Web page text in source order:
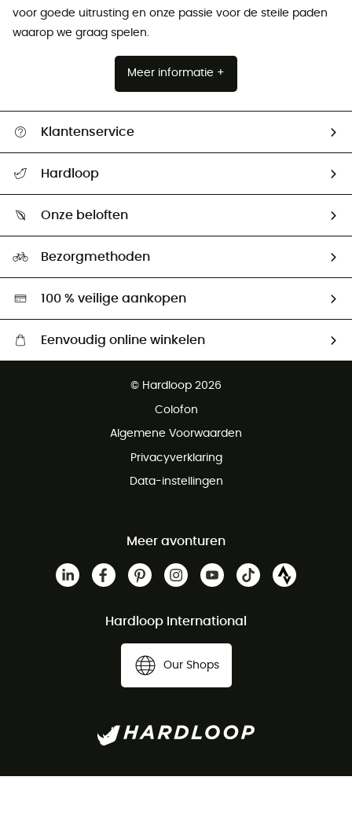
voor goede uitrusting en onze passie voor de steile paden
waarop we graag spelen.
Meer informatie +
Klantenservice
Mijn zending volgen
Retourzendingen & Terugbetalingen
Hardloop
Ambassadeurs
Onze beloften
Hardgreen
Bezorgmethoden
100 % veilige aankopen
Eenvoudig online winkelen
Gratis retourneren binnen 100 dagen
© Hardloop 2026
Colofon
Algemene Voorwaarden
Privacyverklaring
Data-instellingen
Meer avonturen
Hardloop International
Our Shops